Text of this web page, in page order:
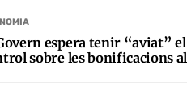
espera tenir “aviat”
sobre les bonificacions